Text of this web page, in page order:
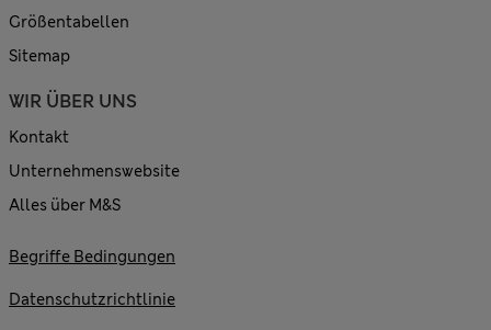
Größentabellen
Sitemap
WIR ÜBER UNS
Kontakt
Unternehmenswebsite
Alles über M&S
Begriffe Bedingungen
Datenschutzrichtlinie